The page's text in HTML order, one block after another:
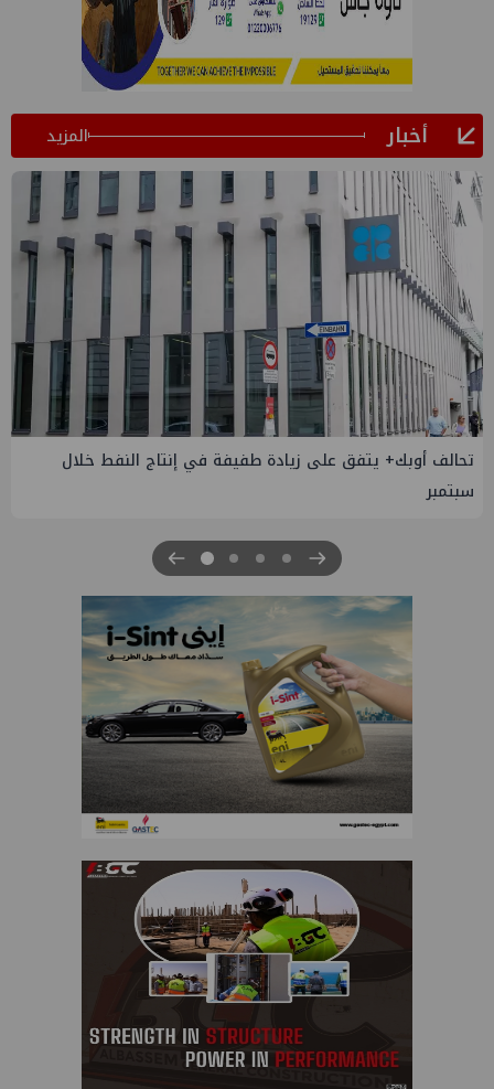
أخبار المزيد
إسدال الستار على النسخة الثانية من "منتدى مصر للطاقة
والصناعة 2026" بنجاح